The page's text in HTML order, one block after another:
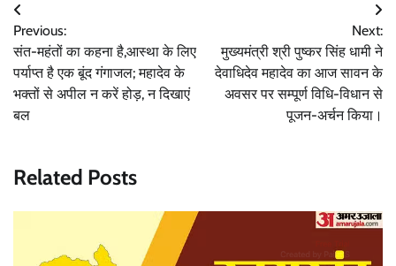
Post
navigation
Previous:
संत-महंतों का कहना है,आस्था के लिए
पर्याप्त है एक बूंद गंगाजल; महादेव के
भक्तों से अपील न करें होड़, न दिखाएं
बल
Next:
मुख्यमंत्री श्री पुष्कर सिंह धामी ने
देवाधिदेव महादेव का आज सावन के
अवसर पर सम्पूर्ण विधि-विधान से
पूजन-अर्चन किया।
Related Posts